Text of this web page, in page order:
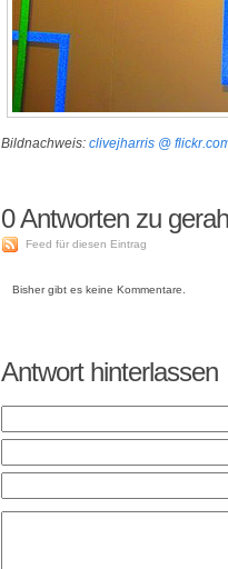
Bildnachweis: clivejharris @
0 Antworten zu
Feed für diesen Eintrag
Bisher gibt es keine Kommentare.
Antwort hinterlassen